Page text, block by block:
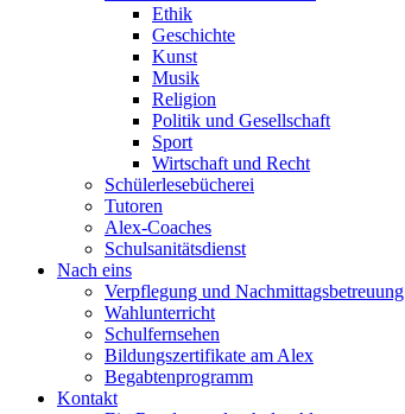
Ethik
Geschichte
Kunst
Musik
Religion
Politik und Gesellschaft
Sport
Wirtschaft und Recht
Schülerlesebücherei
Tutoren
Alex-Coaches
Schulsanitätsdienst
Nach eins
Verpflegung und Nachmittagsbetreuung
Wahlunterricht
Schulfernsehen
Bildungszertifikate am Alex
Begabtenprogramm
Kontakt